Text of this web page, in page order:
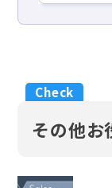
その他お